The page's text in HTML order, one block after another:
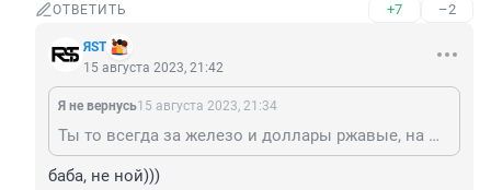
ОТВЕТИТЬ +7 –2
ЯSТ
15 августа 2023, 21:42
Я не вернусь15 августа 2023, 21:34
Ты то всегда за железо и доллары ржавые, на жизни людские плевать. Такова ваша сущность...
баба, не ной)))